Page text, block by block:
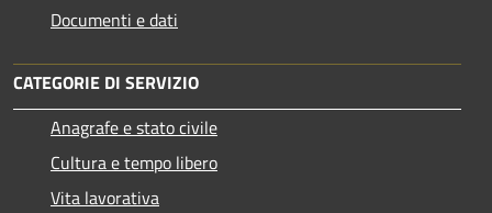
Documenti e dati
CATEGORIE DI SERVIZIO
Anagrafe e stato civile
Cultura e tempo libero
Vita lavorativa